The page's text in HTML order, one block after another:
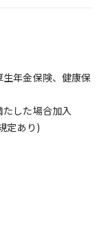
生年金保険、健康保
した場合加入
定あり)